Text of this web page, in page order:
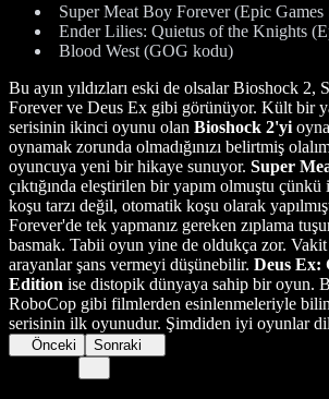
Super Meat Boy Forever (Epic Games
Ender Lilies: Quietus of the Knights
Blood West (GOG kodu)
Bu ayın yıldızları eski de olsalar Bioshock 2,
Forever ve Deus Ex gibi görünüyor. Kült bir
serisinin ikinci oyunu olan Bioshock 2'yi
oynamak zorunda olmadığınızı belirtmiş
oyuncuya yeni bir hikaye sunuyor. Super
çıktığında eleştirilen bir yapım olmuştu
koşu tarzı değil, otomatik koşu olarak
Forever'de tek yapmanız gereken zıplama
basmak. Tabii oyun yine de oldukça zor.
arayanlar şans vermeyi düşünebilir. Deus Ex:
Edition ise distopik dünyaya sahip bir oyun.
RoboCop gibi filmlerden esinlenmeleriyle
serisinin ilk oyunudur. Şimdiden iyi oyunlar
Önceki Sonraki